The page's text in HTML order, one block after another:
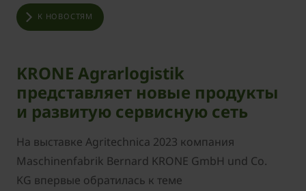
К НОВОСТЯМ
KRONE Agrarlogistik
представляет новые продукты
и развитую сервисную сеть
На выставке Agritechnica 2023 компания
Maschinenfabrik Bernard KRONE GmbH und Co.
KG впервые обратилась к теме